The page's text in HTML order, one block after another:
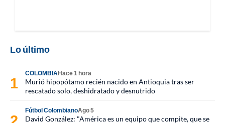
Lo último
COLOMBIAHace 1 hora
Murió hipopótamo recién nacido en Antioquia tras ser
rescatado solo, deshidratado y desnutrido
Fútbol ColombianoAgo 5
David González: "América es un equipo que compite, que se